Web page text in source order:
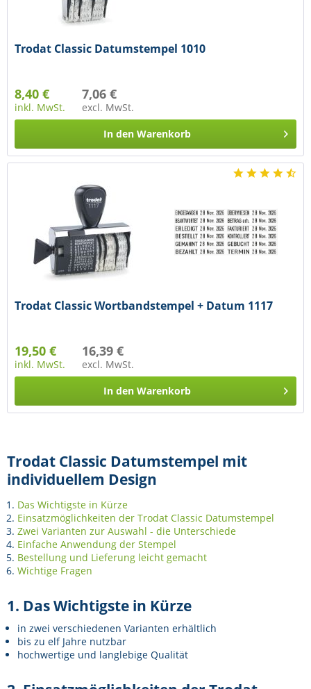
Trodat Classic Datumstempel 1010
8,40 €
inkl. MwSt.
7,06 €
excl. MwSt.
In den Warenkorb
Trodat Classic Wortbandstempel + Datum 1117
19,50 €
inkl. MwSt.
16,39 €
excl. MwSt.
In den Warenkorb
Trodat Classic Datumstempel mit
individuellem Design
Das Wichtigste in Kürze
Einsatzmöglichkeiten der Trodat Classic Datumstempel
Zwei Varianten zur Auswahl - die Unterschiede
Einfache Anwendung der Stempel
Bestellung und Lieferung leicht gemacht
Wichtige Fragen
1. Das Wichtigste in Kürze
in zwei verschiedenen Varianten erhältlich
bis zu elf Jahre nutzbar
hochwertige und langlebige Qualität